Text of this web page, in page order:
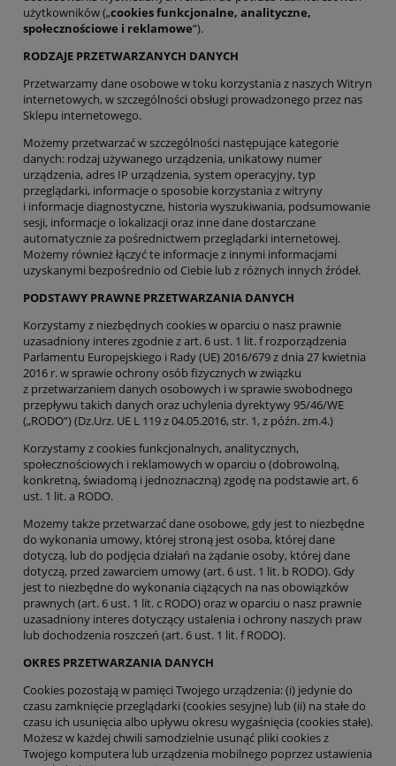
użytkowników („cookies funkcjonalne, analityczne,
społecznościowe i reklamowe”).
RODZAJE PRZETWARZANYCH DANYCH
Przetwarzamy dane osobowe w toku korzystania z naszych Witryn
internetowych, w szczególności obsługi prowadzonego przez nas
Sklepu internetowego.
Możemy przetwarzać w szczególności następujące kategorie
danych: rodzaj używanego urządzenia, unikatowy numer
urządzenia, adres IP urządzenia, system operacyjny, typ
przeglądarki, informacje o sposobie korzystania z witryny
i informacje diagnostyczne, historia wyszukiwania, podsumowanie
sesji, informacje o lokalizacji oraz inne dane dostarczane
automatycznie za pośrednictwem przeglądarki internetowej.
Możemy również łączyć te informacje z innymi informacjami
uzyskanymi bezpośrednio od Ciebie lub z różnych innych źródeł.
PODSTAWY PRAWNE PRZETWARZANIA DANYCH
Korzystamy z niezbędnych cookies w oparciu o nasz prawnie
uzasadniony interes zgodnie z art. 6 ust. 1 lit. f rozporządzenia
Parlamentu Europejskiego i Rady (UE) 2016/679 z dnia 27 kwietnia
2016 r. w sprawie ochrony osób fizycznych w związku
z przetwarzaniem danych osobowych i w sprawie swobodnego
przepływu takich danych oraz uchylenia dyrektywy 95/46/WE
(„RODO”) (Dz.Urz. UE L 119 z 04.05.2016, str. 1, z późn. zm.4.)
Korzystamy z cookies funkcjonalnych, analitycznych,
społecznościowych i reklamowych w oparciu o (dobrowolną,
konkretną, świadomą i jednoznaczną) zgodę na podstawie art. 6
ust. 1 lit. a RODO.
Możemy także przetwarzać dane osobowe, gdy jest to niezbędne
do wykonania umowy, której stroną jest osoba, której dane
dotyczą, lub do podjęcia działań na żądanie osoby, której dane
dotyczą, przed zawarciem umowy (art. 6 ust. 1 lit. b RODO). Gdy
jest to niezbędne do wykonania ciążących na nas obowiązków
prawnych (art. 6 ust. 1 lit. c RODO) oraz w oparciu o nasz prawnie
uzasadniony interes dotyczący ustalenia i ochrony naszych praw
lub dochodzenia roszczeń (art. 6 ust. 1 lit. f RODO).
OKRES PRZETWARZANIA DANYCH
Cookies pozostają w pamięci Twojego urządzenia: (i) jedynie do
czasu zamknięcie przeglądarki (cookies sesyjne) lub (ii) na stałe do
czasu ich usunięcia albo upływu okresu wygaśnięcia (cookies stałe).
Możesz w każdej chwili samodzielnie usunąć pliki cookies z
Twojego komputera lub urządzenia mobilnego poprzez ustawienia